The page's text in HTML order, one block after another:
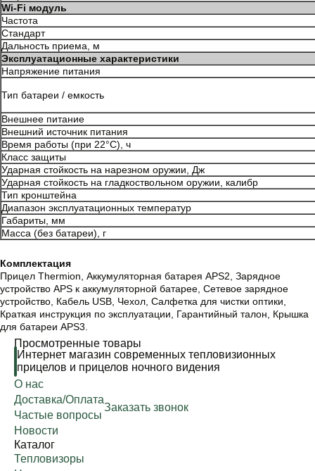
Wi-Fi модуль
Частота
Стандарт
Дальность приема, м
Эксплуатационные характеристики
Напряжение питания
Тип батареи / емкость
Внешнее питание
Внешний источник питания
Время работы (при 22°С), ч
Класс защиты
Ударная стойкость на нарезном оружии, Дж
Ударная стойкость на гладкоствольном оружии, калибр
Тип кронштейна
Диапазон эксплуатационных температур
Габариты, мм
Масса (без батареи), г
Комплектация
Прицел Thermion, Аккумуляторная батарея АPS2, Зарядное
устройство APS к аккумуляторной батарее, Cетевое зарядное
устройство, Кабель USB, Чехол, Салфетка для чистки оптики,
Краткая инструкция по эксплуатации, Гарантийный талон, Крышка
для батареи APS3.
Просмотренные товары
Интернет магазин современных тепловизионных
прицелов и прицелов ночного видения
О нас
Доставка/Оплата
Частые вопросы
Новости
Заказать звонок
Каталог
Тепловизоры